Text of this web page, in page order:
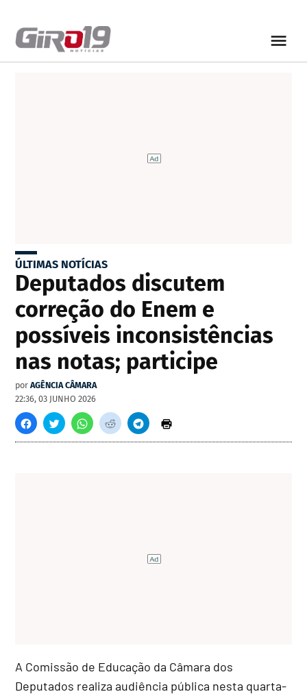
ÚLTIMAS NOTÍCIAS
Deputados discutem
correção do Enem e
possíveis inconsistências
nas notas; participe
por AGÊNCIA CÂMARA
22:36, 03 JUNHO 2026
A Comissão de Educação da Câmara dos
Deputados realiza audiência pública nesta quarta-